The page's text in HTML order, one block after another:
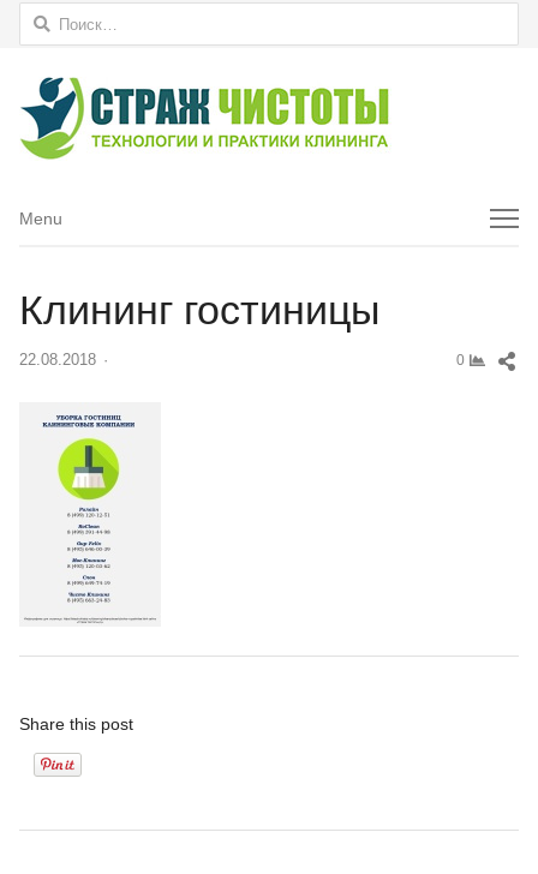
Найти:
Menu
Menu
Клининг гостиницы
22.08.2018 0
Share this post